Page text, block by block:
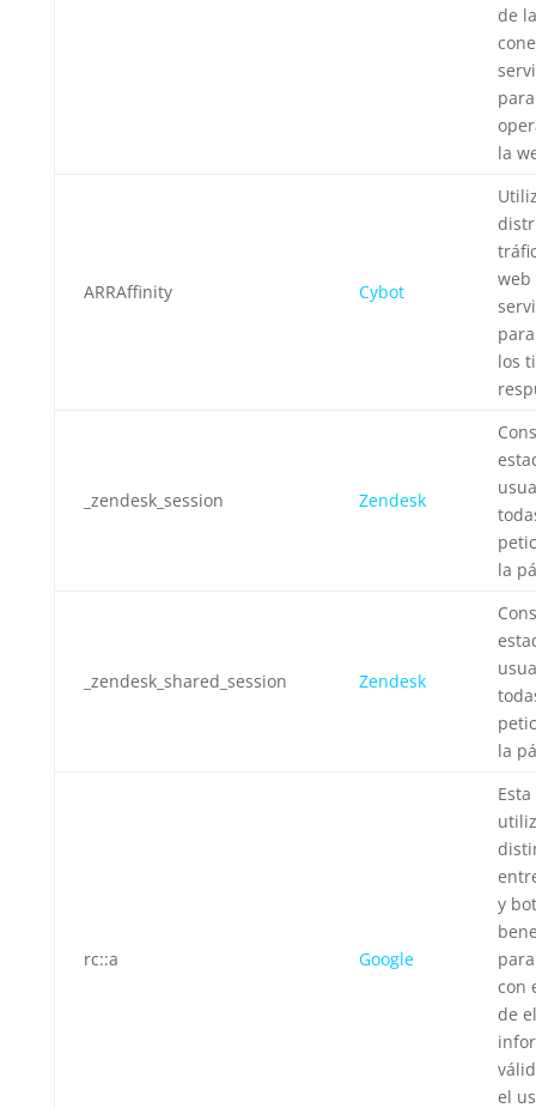
de
para
la
ARRAffinity Cybot
web
los
_zendesk_session Zendesk
la
_zendesk_shared_session Zendesk
la
rc::a Google
y
con
de
el